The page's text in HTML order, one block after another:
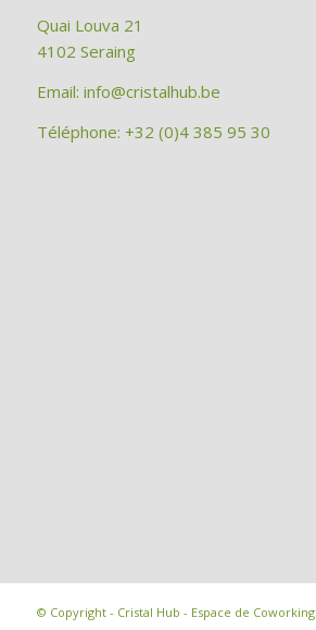
Quai Louva 21
4102 Seraing
Email: info@cristalhub.be
Téléphone: +32 (0)4 385 95 30
© Copyright - Cristal Hub - Espace de Coworking.